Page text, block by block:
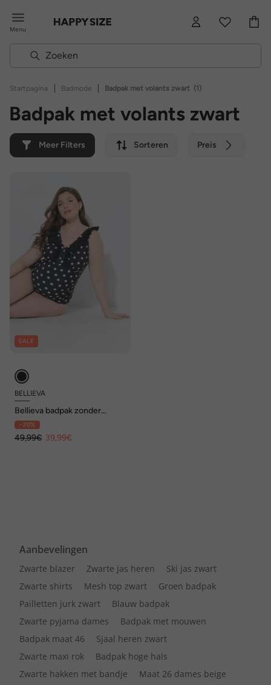
Menu
Startpagina | Badmode | Badpak met volants zwart (1)
Badpak met volants zwart
Meer Filters Sorteren Preis
SALE
BELLIEVA
Bellieva badpak zonder
zachte cups, volants bij de
halslijn
- 20%
49,99€ 39,99€
Aanbevelingen
Zwarte blazer Zwarte jas heren
Ski jas zwart
Zwarte shirts
Mesh top zwart
Groen badpak
Pailletten jurk zwart
Blauw badpak
Zwarte pyjama dames
Badpak met mouwen
Badpak maat 46
Sjaal heren zwart
Zwarte maxi rok
Badpak hoge hals
Zwarte hakken met bandje
Maat 26 dames beige